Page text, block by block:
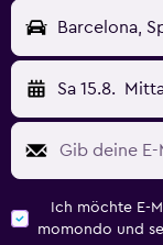
Barcelona,
Sa 15.8.
Ich möchte E-
momondo und